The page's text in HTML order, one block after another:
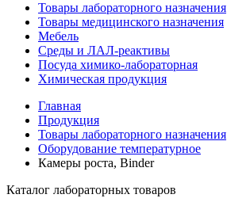
Товары лабораторного назначения
Товары медицинского назначения
Мебель
Среды и ЛАЛ-реактивы
Посуда химико-лабораторная
Химическая продукция
Главная
Продукция
Товары лабораторного назначения
Оборудование температурное
Камеры роста, Binder
Каталог лабораторных товаров